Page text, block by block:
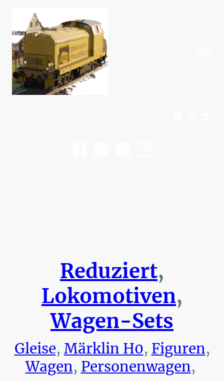
Reduziert,
Lokomotiven,
Wagen-Sets
Gleise, Märklin H0, Figuren,
Wagen, Personenwagen,